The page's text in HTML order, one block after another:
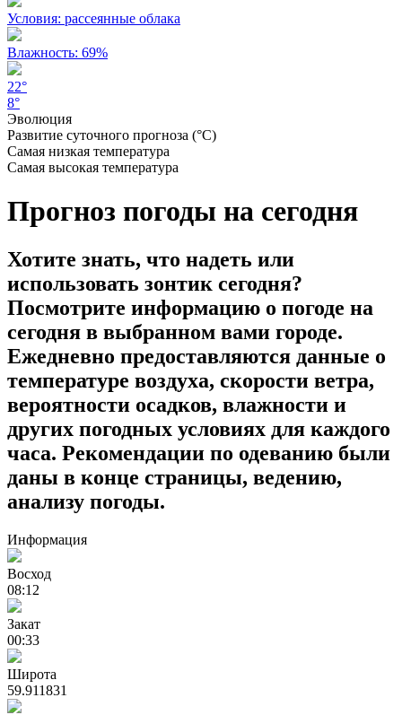
Условия: рассеянные облака
Влажность: 69%
22°
8°
Эволюция
Развитие суточного прогноза (°C)
Самая низкая температура
Самая высокая температура
Прогноз погоды на сегодня
Хотите знать, что надеть или
использовать зонтик сегодня?
Посмотрите информацию о погоде на
сегодня в выбранном вами городе.
Ежедневно предоставляются данные о
температуре воздуха, скорости ветра,
вероятности осадков, влажности и
других погодных условиях для каждого
часа. Рекомендации по одеванию были
даны в конце страницы, ведению,
анализу погоды.
Информация
Восход
08:12
Закат
00:33
Широта
59.911831